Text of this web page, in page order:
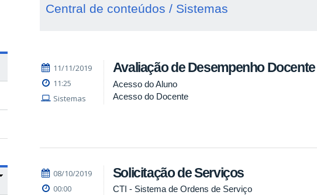
Central de conteúdos / Sistemas
11/11/2019
11:25
Sistemas
Avaliação de Desempenho Docente
Acesso do Aluno
Acesso do Docente
08/10/2019
00:00
Solicitação de Serviços
CTI - Sistema de Ordens de Serviço